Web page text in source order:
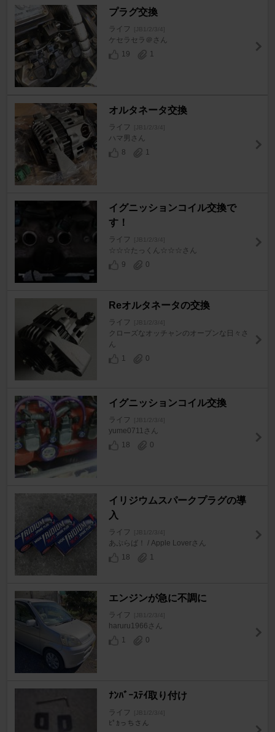
プラグ交換
ライフ [JB1/2/3/4]
ケセラセラ＠さん
19
1
オルタネータ交換
ライフ [JB1/2/3/4]
ハマ男さん
8
1
イグニッションコイル交換で
す！
ライフ [JB1/2/3/4]
☆☆☆たっくん☆☆☆さん
9
0
Reオルタネータの交換
ライフ [JB1/2/3/4]
クローズなオッチャンのオープンな日々さ
ん
1
0
イグニッションコイル交換
ライフ [JB1/2/3/4]
yume0711さん
18
0
イリジウムスパークプラグの導
入
ライフ [JB1/2/3/4]
あぷらば！ / Apple Loverさん
18
1
エンジンが急に不調に
ライフ [JB1/2/3/4]
haruru1966さん
1
0
ﾅﾝﾊﾞｰｽﾃｲ取り付け
ライフ [JB1/2/3/4]
ﾋﾟｶっちさん